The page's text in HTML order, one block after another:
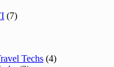
(7)
Techs (4)